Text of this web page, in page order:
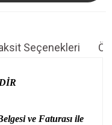
Seçenekleri
ve Faturası ile